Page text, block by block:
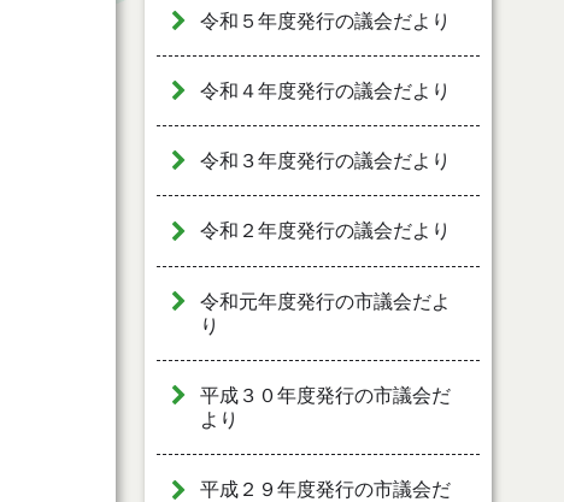
令和５年度発行の議会だより
令和４年度発行の議会だより
令和３年度発行の議会だより
令和２年度発行の議会だより
令和元年度発行の市議会だよ
り
平成３０年度発行の市議会だ
より
平成２９年度発行の市議会だ